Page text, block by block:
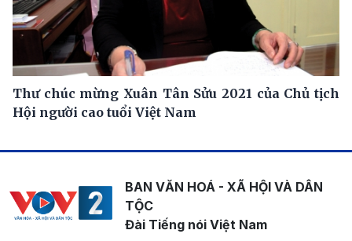
Thư chúc mừng Xuân Tân Sửu 2021 của Chủ tịch
Hội người cao tuổi Việt Nam
BAN VĂN HOÁ - XÃ HỘI VÀ DÂN
TỘC
Đài Tiếng nói Việt Nam